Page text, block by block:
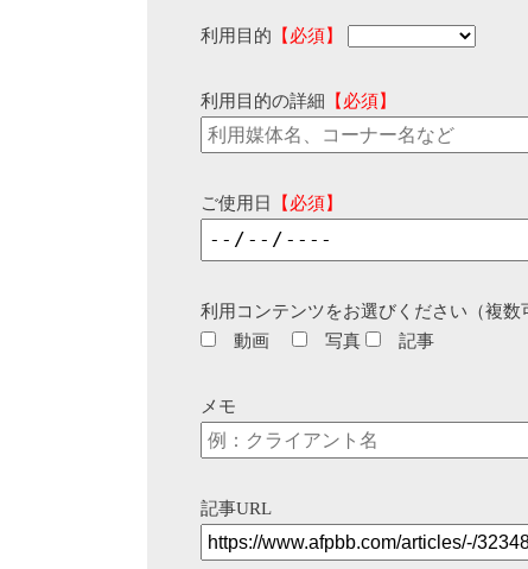
利用目的 【必須】
利用目的の詳細 【必須】
ご使用日 【必須】
利用コンテンツをお選びください（複数
動画
写真 記事
メモ
記事URL